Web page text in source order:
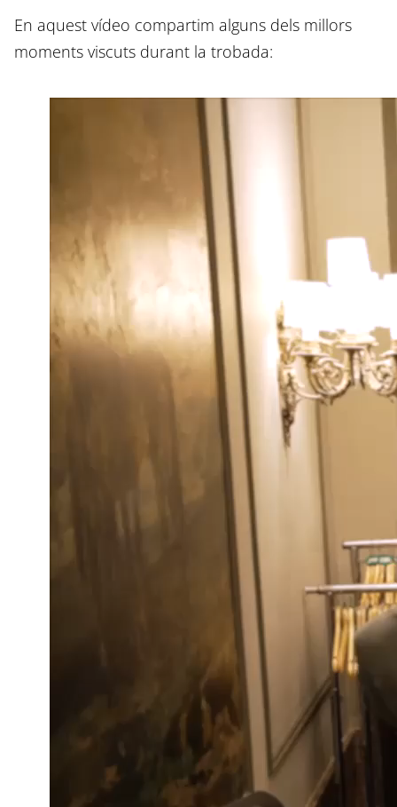
En aquest vídeo compartim alguns dels millors
moments viscuts durant la trobada: